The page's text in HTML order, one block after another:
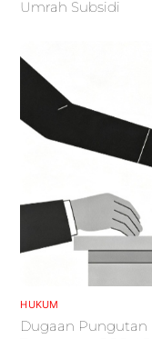
Umrah Subsidi
HUKUM
Dugaan Pungutan